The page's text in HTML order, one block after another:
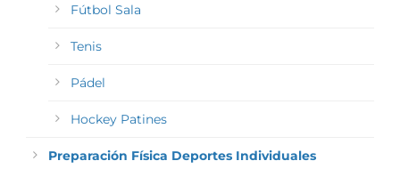
Fútbol Sala
Tenis
Pádel
Hockey Patines
Preparación Física Deportes Individuales